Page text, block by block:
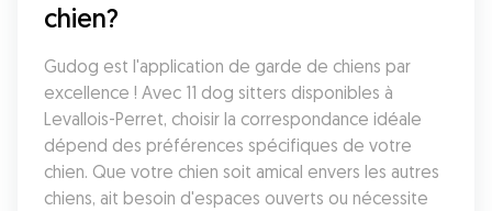
chien?
Gudog est l'application de garde de chiens par
excellence ! Avec 11 dog sitters disponibles à
Levallois-Perret, choisir la correspondance idéale
dépend des préférences spécifiques de votre
chien. Que votre chien soit amical envers les autres
chiens, ait besoin d'espaces ouverts ou nécessite